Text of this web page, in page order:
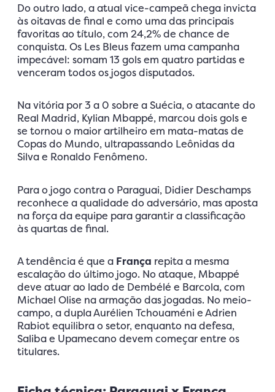
Do outro lado, a atual vice-campeã chega invicta
às oitavas de final e como uma das principais
favoritas ao título, com 24,2% de chance de
conquista. Os Les Bleus fazem uma campanha
impecável: somam 13 gols em quatro partidas e
venceram todos os jogos disputados.
Na vitória por 3 a 0 sobre a Suécia, o atacante do
Real Madrid, Kylian Mbappé, marcou dois gols e
se tornou o maior artilheiro em mata-matas de
Copas do Mundo, ultrapassando Leônidas da
Silva e Ronaldo Fenômeno.
Para o jogo contra o Paraguai, Didier Deschamps
reconhece a qualidade do adversário, mas aposta
na força da equipe para garantir a classificação
às quartas de final.
A tendência é que a França repita a mesma
escalação do último jogo. No ataque, Mbappé
deve atuar ao lado de Dembélé e Barcola, com
Michael Olise na armação das jogadas. No meio-
campo, a dupla Aurélien Tchouaméni e Adrien
Rabiot equilibra o setor, enquanto na defesa,
Saliba e Upamecano devem começar entre os
titulares.